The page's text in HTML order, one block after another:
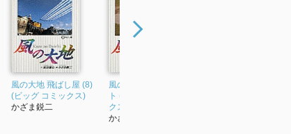
風の大地 飛ばし屋 (8)
(ビッグ コミックス)
かざま鋭二
風の大地 夢のショッ
ト (3) (ビッグ コミッ
クス)
かざま鋭二